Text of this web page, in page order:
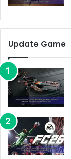
Update Game